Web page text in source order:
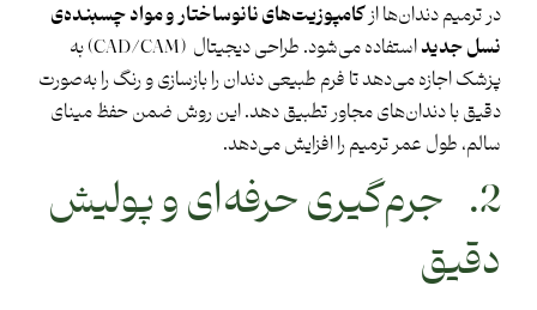
در ترمیم دندان‌ها ازکامپوزیت‌های نانوساختار و مواد چسبنده‌ی
نسل جدید
استفاده می‌شود. طراحی دیجیتال (CAD/CAM) به
پزشک اجازه می‌دهد تا فرم طبیعی دندان را بازسازی و رنگ را به‌صورت
دقیق با دندان‌های مجاور تطبیق دهد. این روش ضمن حفظ مینای
سالم، طول عمر ترمیم را افزایش می‌دهد.
2. جرم‌گیری حرفه‌ای و پولیش
دقیق